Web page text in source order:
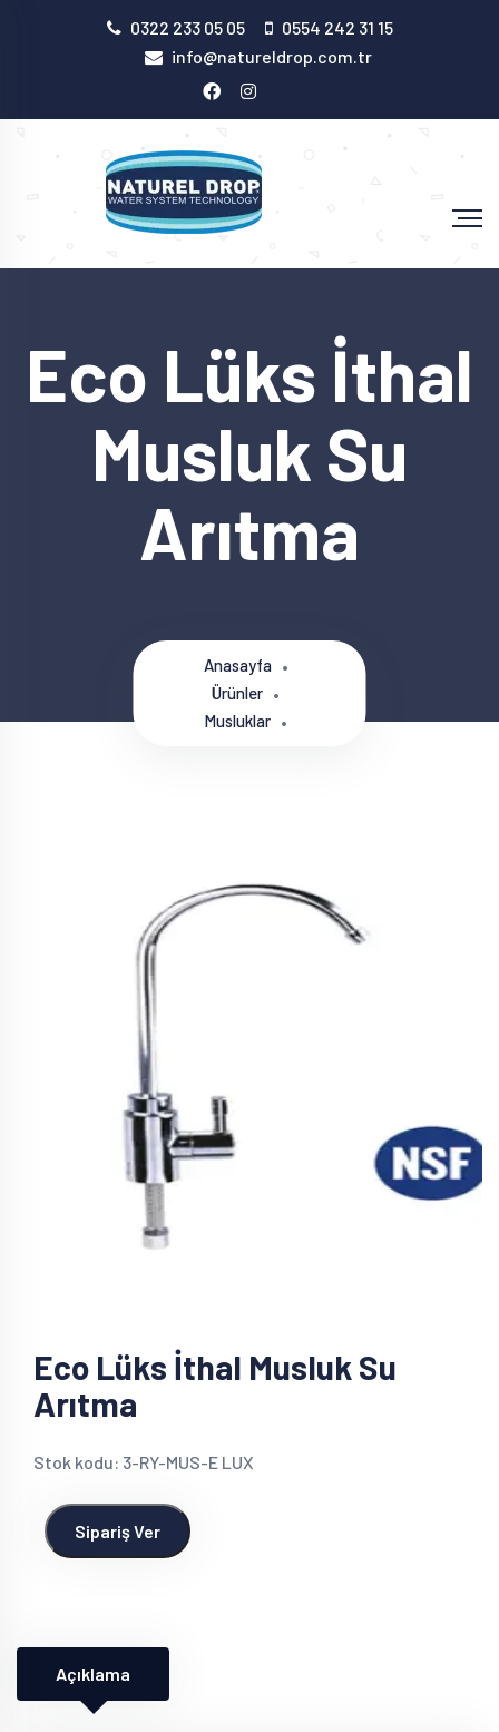
0322 233 05 05
0554 242 31 15
info@natureldrop.com.tr
Eco Lüks İthal
Musluk Su
Arıtma
Anasayfa
Ürünler
Musluklar
Eco Lüks İthal Musluk Su
Arıtma
Stok kodu: 3-RY-MUS-E LUX
Sipariş Ver
Açıklama